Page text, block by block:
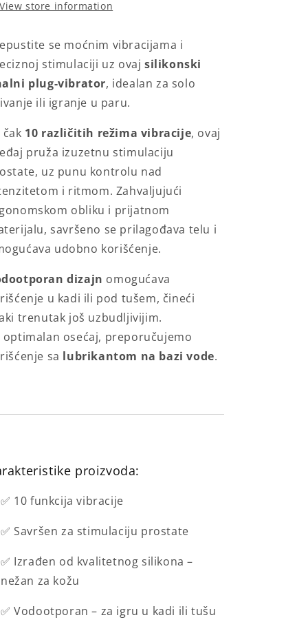
View store information
se moćnim vibracijama i
stimulaciji uz ovajsilikonski
plug-vibrator, idealan za solo
ili igranje u paru.
čak 10 različitih režima vibracije, ovaj
pruža izuzetnu stimulaciju
uz punu kontrolu nad
i ritmom. Zahvaljujući
obliku i prijatnom
savršeno se prilagođava telu i
udobno korišćenje.
dizajn omogućava
u kadi ili pod tušem, čineći
trenutak još uzbudljivijim.
optimalan osećaj, preporučujemo
sa lubrikantom na bazi vode.
proizvoda:
✅ 10 funkcija vibracije
✅ Savršen za stimulaciju prostate
✅ Izrađen od kvalitetnog silikona –
nežan za kožu
✅ Vodootporan – za igru u kadi ili tušu